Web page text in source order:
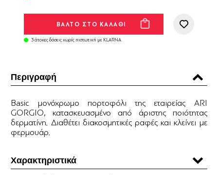
3 άτοκες δόσεις χωρίς πιστωτική με KLARNA
Περιγραφή
Βasic μονόχρωμο πορτοφόλι της εταιρείας ARI
GORGIO, κατασκευασμένο από άριστης ποιότητας
δερματίνη. Διαθέτει διακοσμητικές ραφές και κλείνει με
φερμουάρ.
Χαρακτηριστικά